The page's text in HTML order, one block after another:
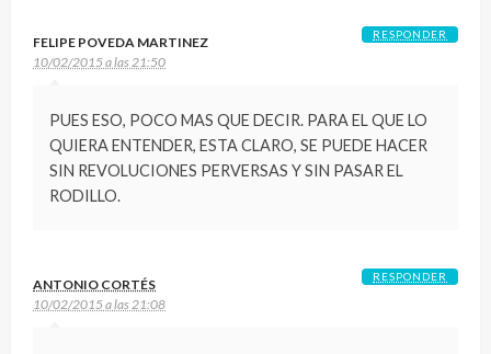
FELIPE POVEDA MARTINEZ
10/02/2015 a las 21:50
PUES ESO, POCO MAS QUE DECIR. PARA EL QUE LO
QUIERA ENTENDER, ESTA CLARO, SE PUEDE HACER
SIN REVOLUCIONES PERVERSAS Y SIN PASAR EL
RODILLO.
RESPONDER
ANTONIO CORTÉS
10/02/2015 a las 21:08
RESPONDER